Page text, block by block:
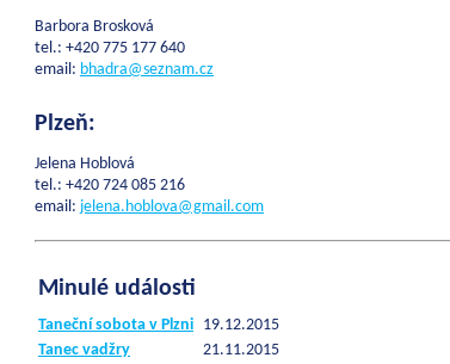
Barbora Brosková
tel.: +420 775 177 640
email: bhadra@seznam.cz
Plzeň:
Jelena Hoblová
tel.: +420 724 085 216
email: jelena.hoblova@gmail.com
Minulé události
Taneční sobota v Plzni 19.12.2015
Tanec vadžry
21.11.2015